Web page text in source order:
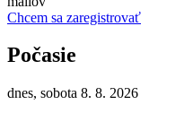
Chcem sa zaregistrovať
Počasie
dnes, sobota 8. 8. 2026